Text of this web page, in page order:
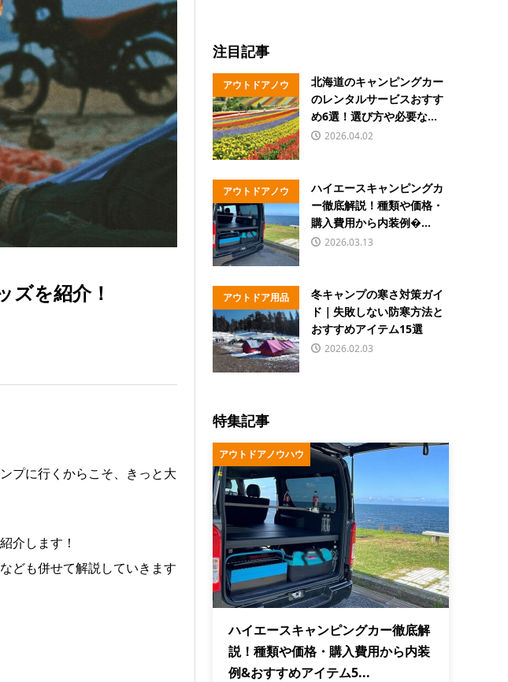
ズを紹介！
プに行くからこそ、きっと大
介します！
ども併せて解説していきます
注目記事
アウトドアノウ
ハウ
北海道のキャンピングカー
のレンタルサービスおすす
め6選！選び方や必要な...
2026.04.02
アウトドアノウ
ハウ
ハイエースキャンピングカ
ー徹底解説！種類や価格・
購入費用から内装例�...
2026.03.13
アウトドア用品
冬キャンプの寒さ対策ガイ
ド｜失敗しない防寒方法と
おすすめアイテム15選
2026.02.03
特集記事
アウトドアノウハウ
ハイエースキャンピングカー徹底解
説！種類や価格・購入費用から内装
例&おすすめアイテム5...